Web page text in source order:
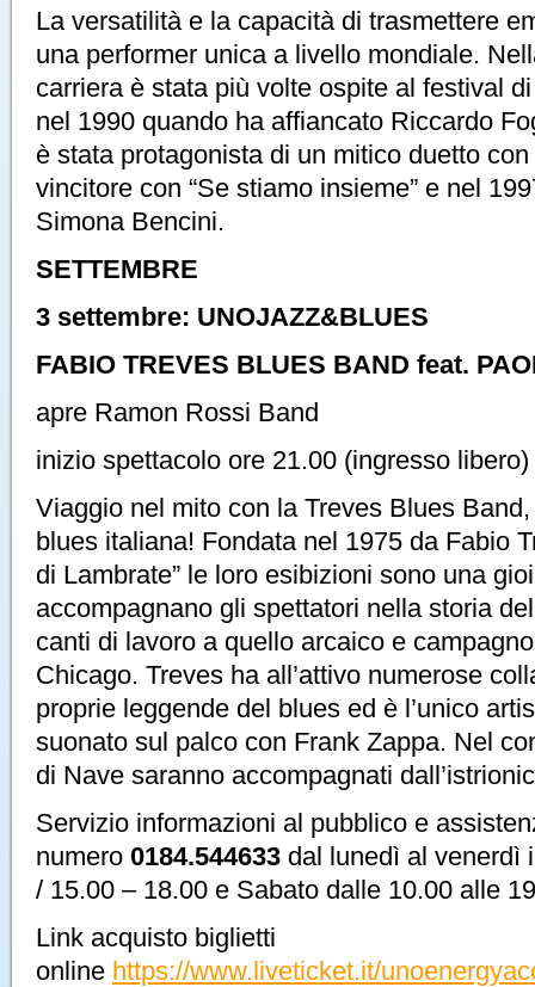
La versatilità e la capacità di trasmettere
una performer unica a livello mondiale.
carriera è stata più volte ospite al festival
nel 1990 quando ha affiancato Riccardo
è stata protagonista di un mitico duetto
vincitore con “Se stiamo insieme” e nel
Simona Bencini.
SETTEMBRE
3 settembre: UNOJAZZ&BLUES
FABIO TREVES BLUES BAND feat.
apre Ramon Rossi Band
inizio spettacolo ore 21.00 (ingresso libero)
Viaggio nel mito con la Treves Blues
blues italiana! Fondata nel 1975 da Fabio
di Lambrate” le loro esibizioni sono una
accompagnano gli spettatori nella storia
canti di lavoro a quello arcaico e
Chicago. Treves ha all’attivo numerose
proprie leggende del blues ed è l’unico
suonato sul palco con Frank Zappa. Nel
di Nave saranno accompagnati
Servizio informazioni al pubblico e
numero 0184.544633 dal lunedì al venerdì
/ 15.00 – 18.00 e Sabato dalle 10.00 alle
Link acquisto biglietti
online https://www.liveticket.it/